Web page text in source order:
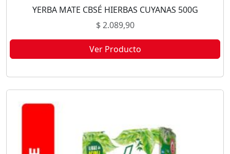
YERBA MATE CBSÉ HIERBAS CUYANAS 500G
$2.089,90
Ver Producto